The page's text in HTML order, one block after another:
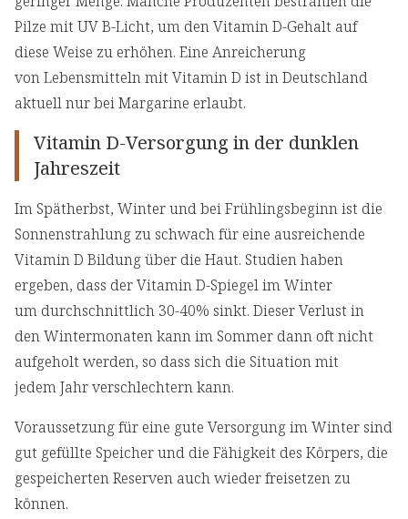
Pilze mit UV B-Licht, um den Vitamin D-Gehalt auf
diese Weise zu erhöhen. Eine Anreicherung
von Lebensmitteln mit Vitamin D ist in Deutschland
aktuell nur bei Margarine erlaubt.
Vitamin D-Versorgung in der dunklen
Jahreszeit
Im Spätherbst, Winter und bei Frühlingsbeginn ist die
Sonnenstrahlung zu schwach für eine ausreichende
Vitamin D Bildung über die Haut. Studien haben
ergeben, dass der Vitamin D-Spiegel im Winter
um durchschnittlich 30-40% sinkt. Dieser Verlust in
den Wintermonaten kann im Sommer dann oft nicht
aufgeholt werden, so dass sich die Situation mit
jedem Jahr verschlechtern kann.
Voraussetzung für eine gute Versorgung im Winter sind
gut gefüllte Speicher und die Fähigkeit des Körpers, die
gespeicherten Reserven auch wieder freisetzen zu
können.